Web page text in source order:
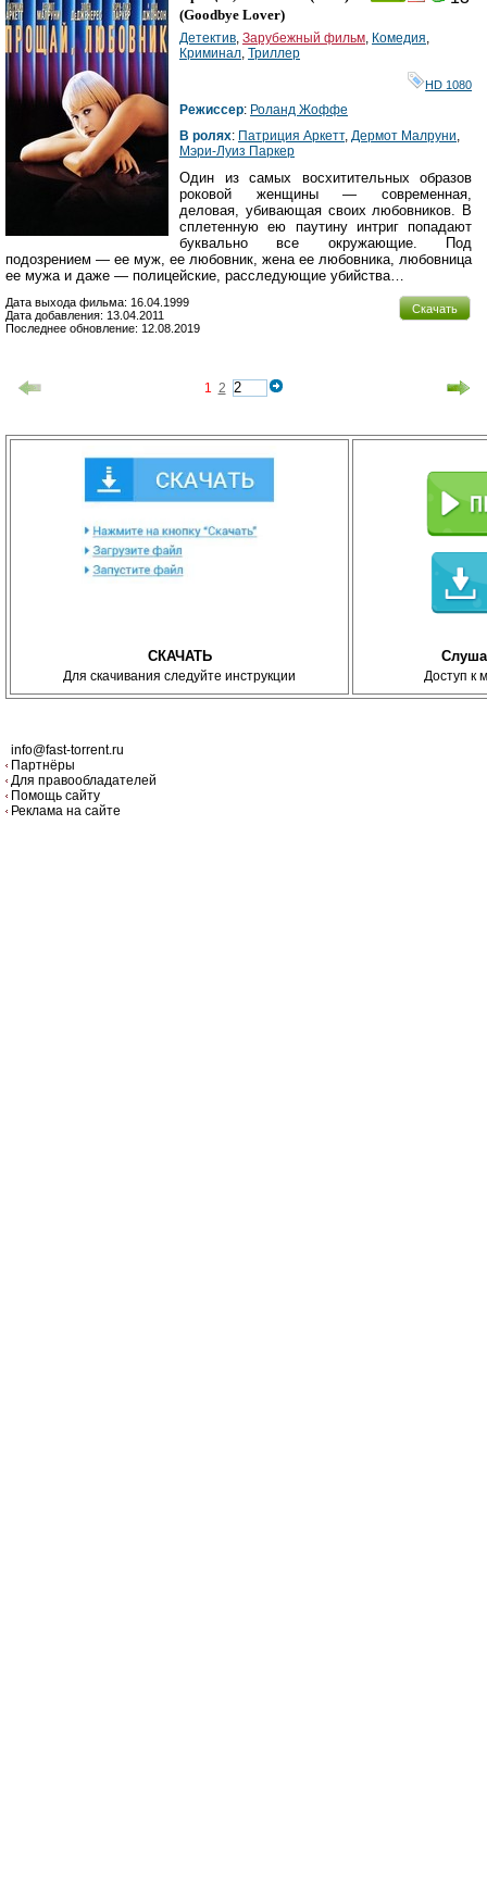
(Goodbye Lover)
Детектив, Зарубежный фильм, Комедия,
Криминал, Триллер
HD 1080
Режиссер: Роланд Жоффе
В ролях: Патриция Аркетт, Дермот Малруни,
Мэри-Луиз Паркер
Один из самых восхитительных образов
роковой женщины — современная,
деловая, убивающая своих любовников. В
сплетенную ею паутину интриг попадают
буквально все окружающие. Под
подозрением — ее муж, ее любовник, жена ее любовника, любовница
ее мужа и даже — полицейские, расследующие убийства…
Скачать
Дата выхода фильма: 16.04.1999
Дата добавления: 13.04.2011
Последнее обновление: 12.08.2019
1 2
СКАЧАТЬ
Для скачивания следуйте инструкции Доступ к
info@fast-torrent.ru
Партнёры
Для правообладателей
Помощь сайту
Реклама на сайте